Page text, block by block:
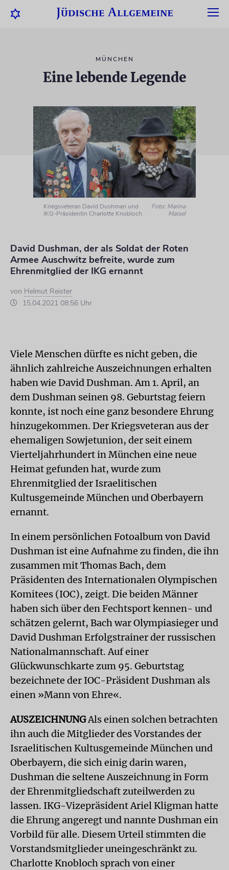
MÜNCHEN
Eine lebende Legende
Kriegsveteran David Dushman und
IKG-Präsidentin Charlotte Knobloch
Foto: Marina
Maisel
David Dushman, der als Soldat der Roten
Armee Auschwitz befreite, wurde zum
Ehrenmitglied der IKG ernannt
von Helmut Reister
15.04.2021 08:56 Uhr
Viele Menschen dürfte es nicht geben, die
ähnlich zahlreiche Auszeichnungen erhalten
haben wie David Dushman. Am 1. April, an
dem Dushman seinen 98. Geburtstag feiern
konnte, ist noch eine ganz besondere Ehrung
hinzugekommen. Der Kriegsveteran aus der
ehemaligen Sowjet­union, der seit einem
Vierteljahrhundert in München eine neue
Heimat gefunden hat, wurde zum
Ehrenmitglied der Israelitischen
Kultusgemeinde München und Oberbayern
ernannt.
In einem persönlichen Fotoalbum von David
Dushman ist eine Aufnahme zu finden, die ihn
zusammen mit Thomas Bach, dem
Präsidenten des Internationalen Olympischen
Komitees (IOC), zeigt. Die beiden Männer
haben sich über den Fechtsport kennen- und
schätzen gelernt, Bach war Olympiasieger und
David Dushman Erfolgstrainer der russischen
Nationalmannschaft. Auf einer
Glückwunschkarte zum 95. Geburtstag
bezeichnete der IOC-Präsident Dushman als
einen »Mann von Ehre«.
AUSZEICHNUNGAls einen solchen betrachten
ihn auch die Mitglieder des Vorstandes der
Israelitischen Kultusgemeinde München und
Oberbayern, die sich einig darin waren,
Dushman die seltene Auszeichnung in Form
der Ehrenmitgliedschaft zuteilwerden zu
lassen. IKG-Vizepräsident Ariel Kligman hatte
die Ehrung angeregt und nannte Dushman ein
Vorbild für alle. Diesem Urteil stimmten die
Vorstandsmitglieder uneingeschränkt zu.
Charlotte Knobloch sprach von einer